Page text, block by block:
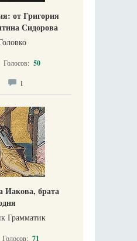
от Григория
Сидорова
Голосов: 50
1
Иакова, брата
Грамматик
Голосов: 71